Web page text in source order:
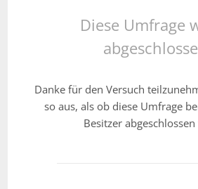
Diese Umfrage
Danke für den Versuch
so aus, als ob diese Umfrage
Besitzer